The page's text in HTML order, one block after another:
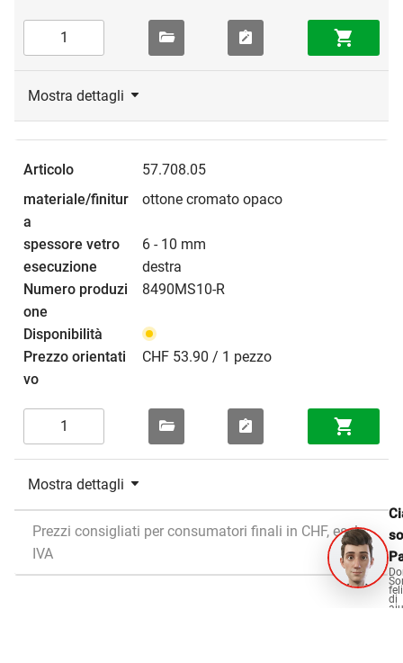
Mostra dettagli
57.708.05
ottone cromato opaco
6 - 10 mm
destra
8490MS10-R
CHF 53.90 / 1 pezzo
Mostra dettagli
Prezzi consigliati per consumatori finali in CHF, escl.
IVA
di